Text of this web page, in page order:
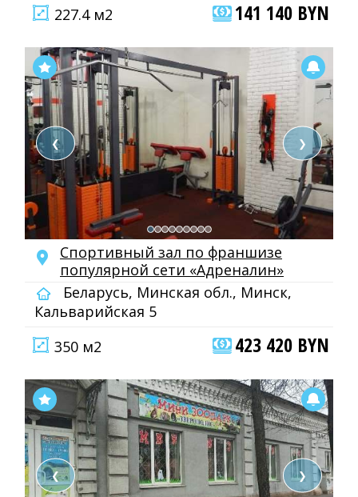
227.4 м2 141 140 BYN
❮ ❯
Спортивный зал по франшизе
популярной сети «Адреналин»
Беларусь, Минская обл., Минск,
Кальварийская 5
350 м2
423 420 BYN
❮ ❯